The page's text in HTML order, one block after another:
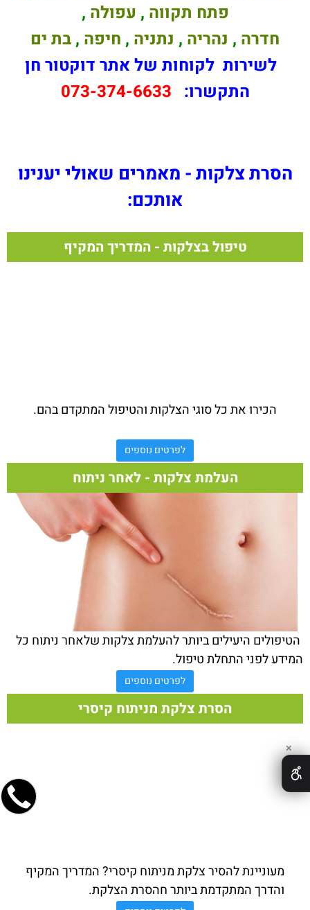
פתח תקווה , עפולה ,
חדרה , נהריה , נתניה , חיפה ,בת ים
לשירות לקוחות של אתר דוקטור חן
התקשרו: 073-374-6633
הסרת צלקות - מאמרים שאולי יענינו
אותכם:
טיפול בצלקות - המדריך המקיף
הכירו את כל סוגי הצלקות והטיפול המתקדם בהם.
לפרטים נוספים
העלמת צלקות - לאחר ניתוח
הטיפולים היעילים ביותר להעלמת צלקות שלאחר ניתוח כל
המידע לפני התחלת טיפול.
לפרטים נוספים
הסרת צלקת מניתוח קיסרי
מעוניינת להסיר צלקת מניתוח קיסרי? המדריך המקיף
והדרך המתקדמת ביותר חהסרת הצלקת.
✕